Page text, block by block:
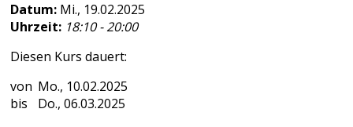
Datum: Mi., 19.02.2025
Uhrzeit: 18:10 - 20:00
Diesen Kurs dauert:
Mo., 10.02.2025
Do., 06.03.2025